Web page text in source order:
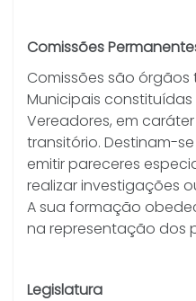
Comissões
Comissões são
Municipais
Vereadores, em
transitório. Destinam-
emitir pareceres
realizar investigações
A sua formação
na representação dos
Legislatura